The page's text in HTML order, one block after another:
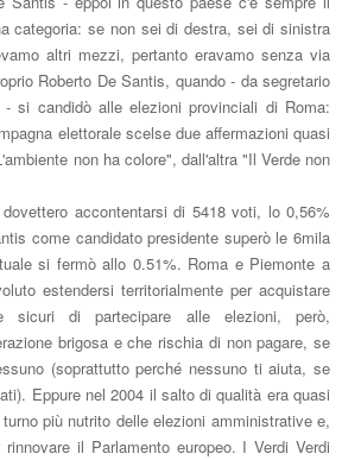
categoria: se non sei di destra, sei di sinistra
altri mezzi, pertanto eravamo senza via
Roberto De Santis, quando - dasegretario
-si candidò alle elezioni provinciali di Roma:
elettorale scelse due affermazioni quasi
non ha colore", dall'altra"Il Verde non
o accontentarsi di 5418 voti, lo 0,56%
come candidatopresidente superò le 6mila
si fermò allo 0.51%. Roma e Piemonte a
estendersi territorialmente per acquistare
sicuri di partecipare alle elezioni, però,
brigosa e che rischia di non pagare, se
(soprattutto perché nessuno ti aiuta, se
Eppure nel 2004 il salto di qualità era quasi
più nutrito delle elezioni amministrative e,
rinnovare il Parlamento europeo. IVerdi Verdi